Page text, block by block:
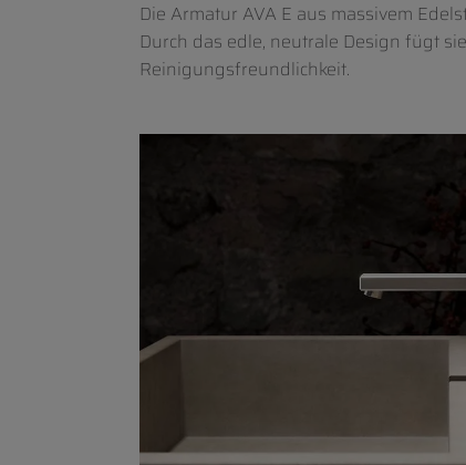
Die Armatur AVA E aus massivem
Durch das edle, neutrale Design fügt
Reinigungsfreundlichkeit.